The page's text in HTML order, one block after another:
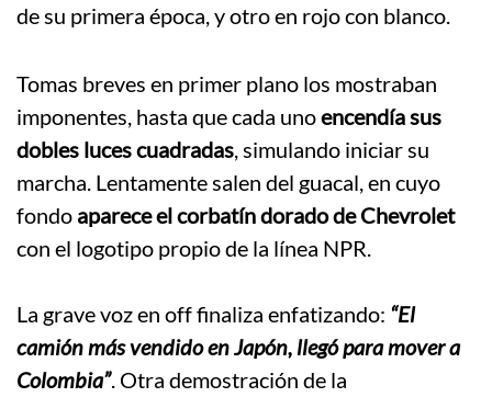
de su primera época, y otro en rojo con blanco.
Tomas breves en primer plano los mostraban
imponentes, hasta que cada unoencendía sus
dobles luces cuadradas , simulando iniciar su
marcha. Lentamente salen del guacal, en cuyo
fondo aparece el corbatín dorado de Chevrolet
con el logotipo propio de la línea NPR.
La grave voz en off finaliza enfatizando: “El
camión más vendido en Japón, llegó para mover a
Colombia”. Otra demostración de la